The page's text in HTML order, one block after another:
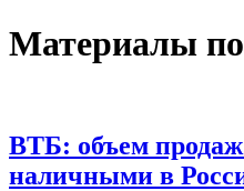
Материалы
ВТБ: объем продаж
наличными в